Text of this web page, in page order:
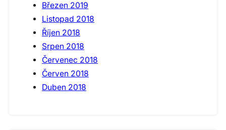
Březen 2019
Listopad 2018
Říjen 2018
Srpen 2018
Červenec 2018
Červen 2018
Duben 2018